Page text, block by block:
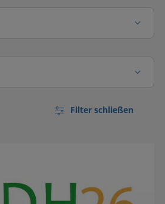
Filter schließen